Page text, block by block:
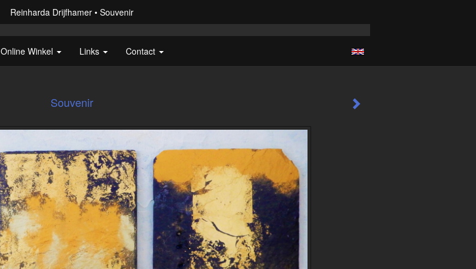
Reinharda Drijfhamer Souvenir
Online Winkel Links Contact
Souvenir